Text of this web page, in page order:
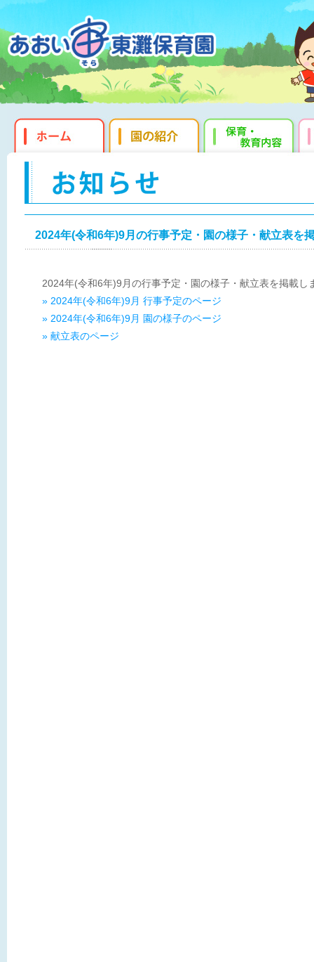
2024年(令和6年)9月の行事予定・園の様子・献立表を
2024年(令和6年)9月の行事予定・園の様子・献立表を掲載し
» 2024年(令和6年)9月 行事予定のページ
» 2024年(令和6年)9月 園の様子のページ
» 献立表のページ